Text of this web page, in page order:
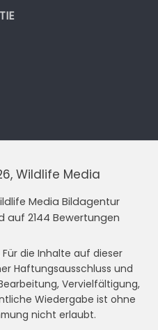
Wildlife Media
Media Bildagentur
auf 2144 Bewertungen
die Inhalte auf dieser
Haftungsausschluss und
Vervielfältigung,
Wiedergabe ist ohne
nicht erlaubt.